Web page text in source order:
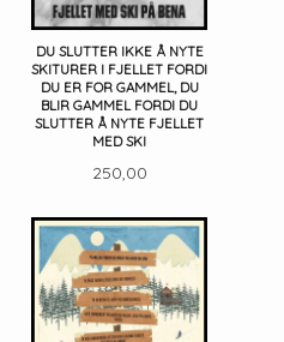
DU SLUTTER IKKE Å NYTE
SKITURER I FJELLET FORDI
DU ER FOR GAMMEL, DU
BLIR GAMMEL FORDI DU
SLUTTER Å NYTE FJELLET
MED SKI
Pris
250,00